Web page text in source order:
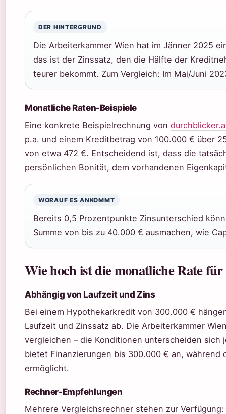
DER HINTERGRUND
Die Arbeiterkammer Wien hat im Jänner 2025
das ist der Zinssatz, den die Hälfte der
teurer bekommt. Zum Vergleich: Im Mai/Juni
Monatliche Raten-Beispiele
Eine konkrete Beispielrechnung von
p.a. und einem Kreditbetrag von 100.000 € über
von etwa 472 €. Entscheidend ist, dass die
persönlichen Bonität, dem vorhandenen
WORAUF ES ANKOMMT
Bereits 0,5 Prozentpunkte Zinsunterschied
Summe von bis zu 40.000 € ausmachen, wie
Wie hoch ist die monatliche Rate
Abhängig von Laufzeit und Zins
Bei einem Hypothekarkredit von 300.000 €
Laufzeit und Zinssatz ab. Die Arbeiterkammer
vergleichen – die Konditionen unterscheiden sich
bietet Finanzierungen bis 300.000 € an, während
ermöglicht.
Rechner-Empfehlungen
Mehrere Vergleichsrechner stehen zur Verfügung: